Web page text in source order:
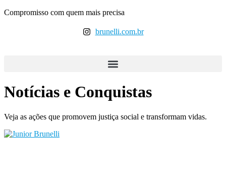
Ir
Compromisso com quem mais precisa
brunelli.com.br
Notícias e Conquistas
Veja as ações que promovem justiça social e transformam vidas.